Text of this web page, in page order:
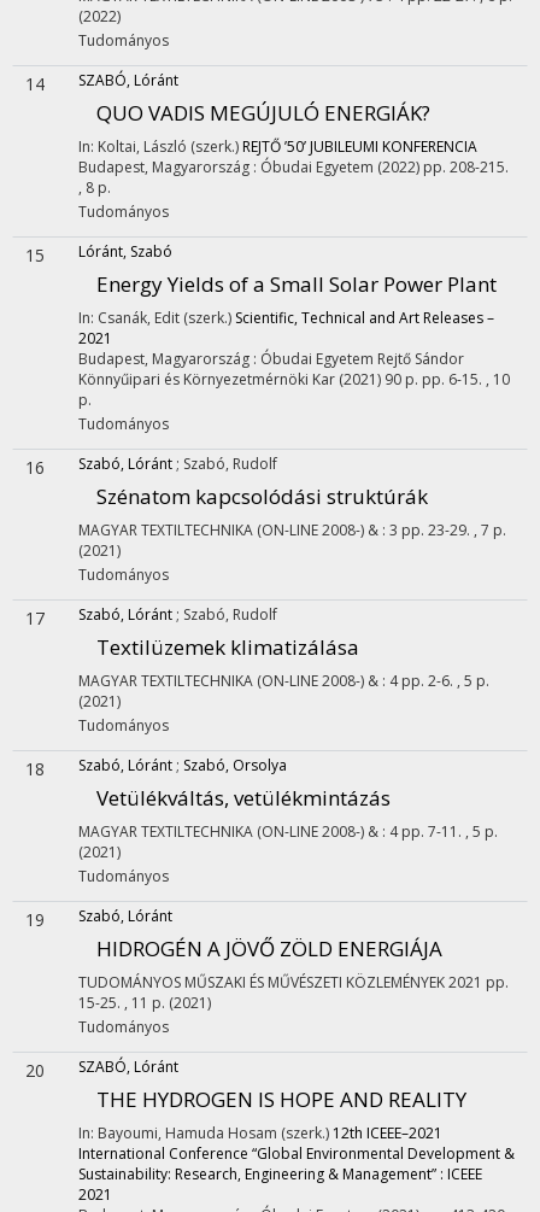
(2022)
Tudományos
14 SZABÓ, Lóránt
QUO VADIS MEGÚJULÓ ENERGIÁK?
In: Koltai, László (szerk.) REJTŐ ’50’ JUBILEUMI KONFERENCIA
Budapest, Magyarország : Óbudai Egyetem (2022) pp. 208-215.
, 8 p.
Tudományos
15 Lóránt, Szabó
Energy Yields of a Small Solar Power Plant
In: Csanák, Edit (szerk.) Scientific, Technical and Art Releases –
2021
Budapest, Magyarország : Óbudai Egyetem Rejtő Sándor
Könnyűipari és Környezetmérnöki Kar (2021) 90 p. pp. 6-15. , 10
p.
Tudományos
16 Szabó, Lóránt ; Szabó, Rudolf
Szénatom kapcsolódási struktúrák
MAGYAR TEXTILTECHNIKA (ON-LINE 2008-) & : 3 pp. 23-29. , 7 p.
(2021)
Tudományos
17 Szabó, Lóránt ; Szabó, Rudolf
Textilüzemek klimatizálása
MAGYAR TEXTILTECHNIKA (ON-LINE 2008-) & : 4 pp. 2-6. , 5 p.
(2021)
Tudományos
18 Szabó, Lóránt ; Szabó, Orsolya
Vetülékváltás, vetülékmintázás
MAGYAR TEXTILTECHNIKA (ON-LINE 2008-) & : 4 pp. 7-11. , 5 p.
(2021)
Tudományos
19 Szabó, Lóránt
HIDROGÉN A JÖVŐ ZÖLD ENERGIÁJA
TUDOMÁNYOS MŰSZAKI ÉS MŰVÉSZETI KÖZLEMÉNYEK2021 pp.
15-25. , 11 p. (2021)
Tudományos
20 SZABÓ, Lóránt
THE HYDROGEN IS HOPE AND REALITY
In: Bayoumi, Hamuda Hosam (szerk.) 12th ICEEE–2021
International Conference “Global Environmental Development &
Sustainability: Research, Engineering & Management” : ICEEE
2021